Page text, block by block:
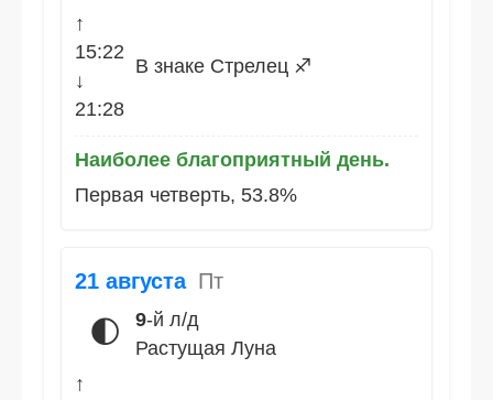
↑
15:22
↓
21:28
В знаке Стрелец ♐
Наиболее благоприятный день.
Первая четверть, 53.8%
21 августа Пт
🌓 9-й л/д
Растущая Луна
↑